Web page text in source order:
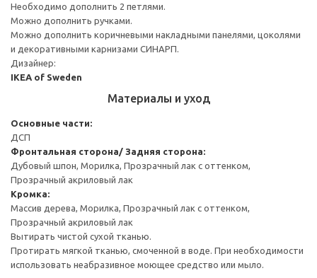
Необходимо дополнить 2 петлями.
Можно дополнить ручками.
Можно дополнить коричневыми накладными панелями, цоколями
и декоративными карнизами СИНАРП.
Дизайнер:
IKEA of Sweden
Материалы и уход
Основные части:
ДСП
Фронтальная сторона/ Задняя сторона:
Дубовый шпон, Морилка, Прозрачный лак с оттенком,
Прозрачный акриловый лак
Кромка:
Массив дерева, Морилка, Прозрачный лак с оттенком,
Прозрачный акриловый лак
Вытирать чистой сухой тканью.
Протирать мягкой тканью, смоченной в воде. При необходимости
использовать неабразивное моющее средство или мыло.